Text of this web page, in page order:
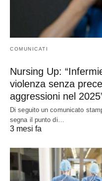
COMUNICATI
Nursing Up:
violenza senza
aggressioni nel
Di seguito un comunicato
segna il punto di…
3 mesi fa